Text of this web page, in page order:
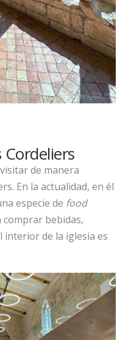
de manera
En la actualidad, en él
especie de food
bebidas,
interior de la iglesia es